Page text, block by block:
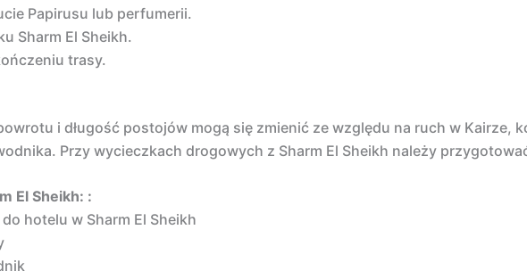
Papirusu lub perfumerii.
Sharm El Sheikh.
trasy.
i długość postojów mogą się zmienić ze względu na ruch w Kairze,
Przy wycieczkach drogowych z Sharm El Sheikh należy
El Sheikh: :
hotelu w Sharm El Sheikh